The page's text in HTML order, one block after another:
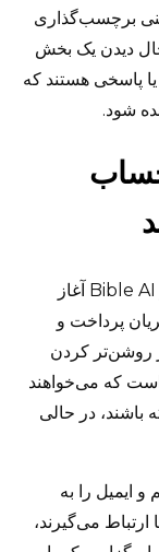
برچسب‌گذاری
حال دیدن یک بخش
یا پاسخی هستند که
شود.
ما افزودن پشتیبانی از اشتراک را در سراسر Bible AI آغاز
پرداخت و
روشن‌تر کردن
است که می‌خواهند
باشند، در حالی
ایمیل را به
ارتباط می‌گیرند،